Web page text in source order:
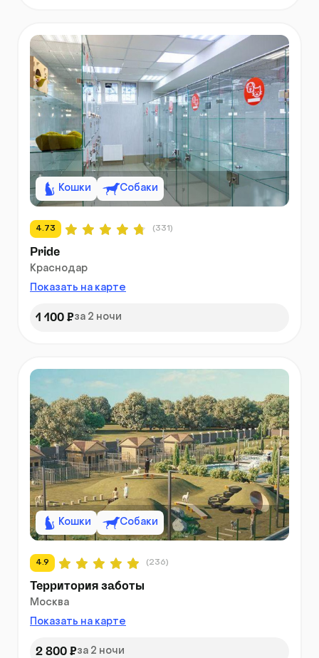
Кошки Собаки
4.73 (331)
Pride
Краснодар
Показать на карте
1 100 ₽за 2 ночи
Кошки Собаки
4.9 (236)
Территория заботы
Москва
Показать на карте
2 800 ₽за 2 ночи